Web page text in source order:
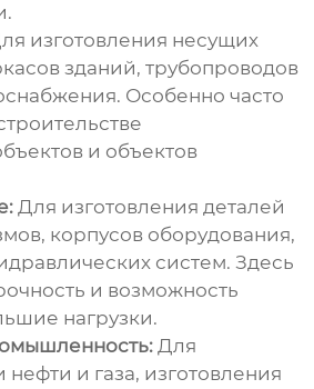
изготовления несущих
зданий, трубопроводов
Особенно часто
и объектов
Для изготовления деталей
корпусов оборудования,
систем. Здесь
и возможность
нагрузки.
Для
и газа, изготовления